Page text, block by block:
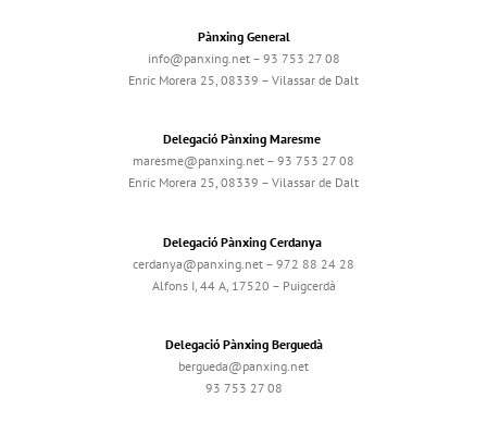
Pànxing General
info@panxing.net – 93 753 27 08
Enric Morera 25, 08339 – Vilassar de Dalt
Delegació Pànxing Maresme
maresme@panxing.net – 93 753 27 08
Enric Morera 25, 08339 – Vilassar de Dalt
Delegació Pànxing Cerdanya
cerdanya@panxing.net – 972 88 24 28
Alfons I, 44 A, 17520 – Puigcerdà
Delegació Pànxing Berguedà
bergueda@panxing.net
93 753 27 08